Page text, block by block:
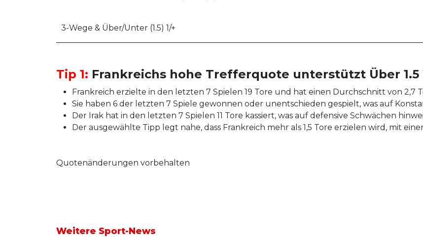
3-Wege & Über/Unter (1.5) 1/+
Tip 1: Frankreichs hohe Trefferquote unterstützt Über 1.5
Frankreich erzielte in den letzten 7 Spielen 19 Tore und hat einen Durchschnitt von 2,7
Sie haben 6 der letzten 7 Spiele gewonnen oder unentschieden gespielt, was auf
Der Irak hat in den letzten 7 Spielen 11 Tore kassiert, was auf defensive Schwächen
Der ausgewählte Tipp legt nahe, dass Frankreich mehr als 1,5 Tore erzielen wird, mit
Quotenänderungen vorbehalten
Weitere Sport-News